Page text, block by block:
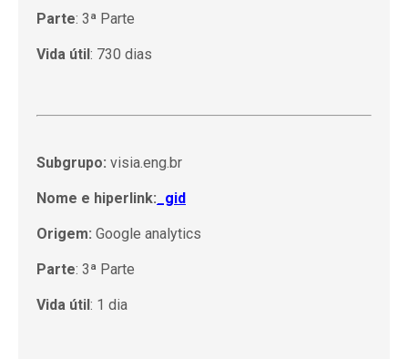
Parte: 3ª Parte
Vida útil: 730 dias
Subgrupo: visia.eng.br
Nome e hiperlink: _gid
Origem: Google analytics
Parte: 3ª Parte
Vida útil: 1 dia